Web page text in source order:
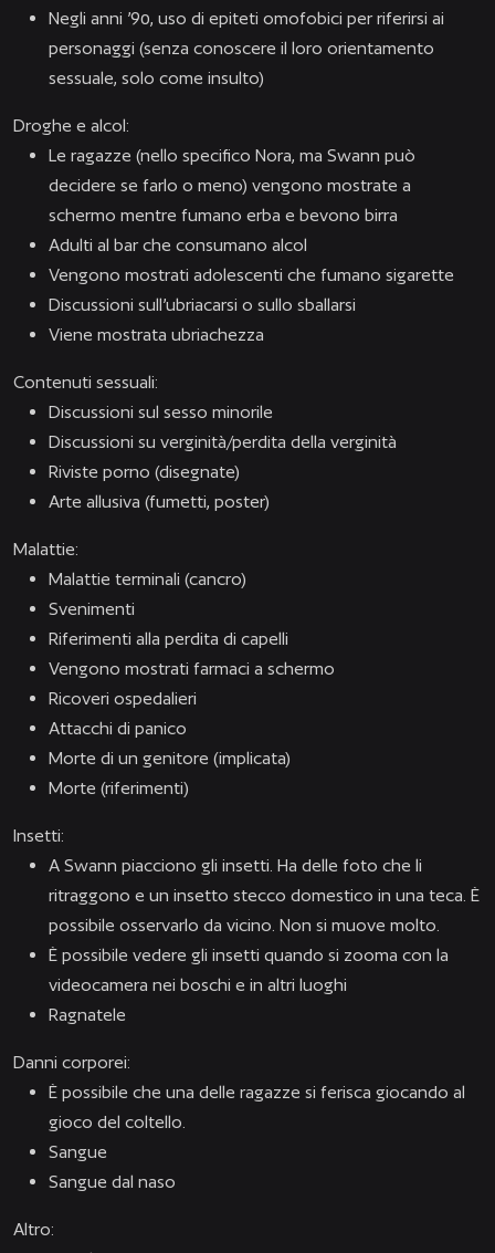
Negli anni ’90, uso di epiteti omofobici per riferirsi ai
personaggi (senza conoscere il loro orientamento
sessuale, solo come insulto)
Droghe e alcol:
Le ragazze (nello specifico Nora, ma Swann può
decidere se farlo o meno) vengono mostrate a
schermo mentre fumano erba e bevono birra
Adulti al bar che consumano alcol
Vengono mostrati adolescenti che fumano sigarette
Discussioni sull’ubriacarsi o sullo sballarsi
Viene mostrata ubriachezza
Contenuti sessuali:
Discussioni sul sesso minorile
Discussioni su verginità/perdita della verginità
Riviste porno (disegnate)
Arte allusiva (fumetti, poster)
Malattie:
Malattie terminali (cancro)
Svenimenti
Riferimenti alla perdita di capelli
Vengono mostrati farmaci a schermo
Ricoveri ospedalieri
Attacchi di panico
Morte di un genitore (implicata)
Morte (riferimenti)
Insetti:
A Swann piacciono gli insetti. Ha delle foto che li
ritraggono e un insetto stecco domestico in una teca. È
possibile osservarlo da vicino. Non si muove molto.
È possibile vedere gli insetti quando si zooma con la
videocamera nei boschi e in altri luoghi
Ragnatele
Danni corporei:
È possibile che una delle ragazze si ferisca giocando al
gioco del coltello.
Sangue
Sangue dal naso
Altro: